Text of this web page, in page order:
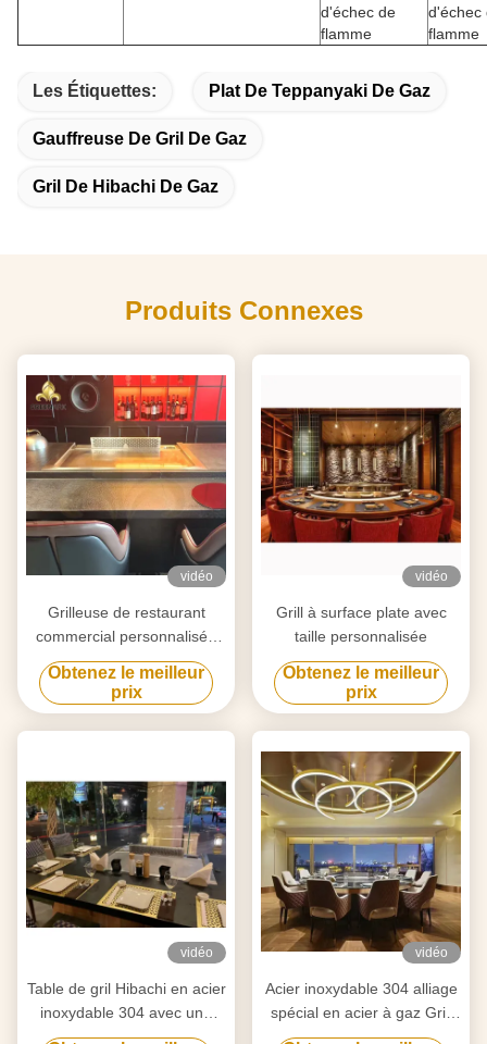
d'échec de
flamme
d'échec
flamme
Les Étiquettes: Plat De Teppanyaki De Gaz
Gauffreuse De Gril De Gaz
Gril De Hibachi De Gaz
Produits Connexes
vidéo
Grilleuse de restaurant
commercial personnalisée
pour le barbecue et la
cuisson en intérieur
Obtenez le meilleur
prix
vidéo
Grill à surface plate avec
taille personnalisée
Obtenez le meilleur
prix
vidéo
Table de gril Hibachi en acier
inoxydable 304 avec une
surface de cuisson de
vidéo
Acier inoxydable 304 alliage
spécial en acier à gaz Grill
Teppanyaki Plage de